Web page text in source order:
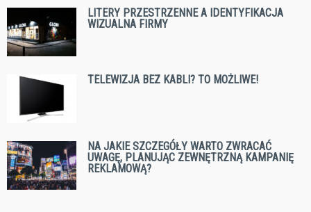
LITERY PRZESTRZENNE A IDENTYFIKACJA
WIZUALNA FIRMY
TELEWIZJA BEZ KABLI? TO MOŻLIWE!
NA JAKIE SZCZEGÓŁY WARTO ZWRACAĆ
UWAGĘ, PLANUJĄC ZEWNĘTRZNĄ KAMPANIĘ
REKLAMOWĄ?